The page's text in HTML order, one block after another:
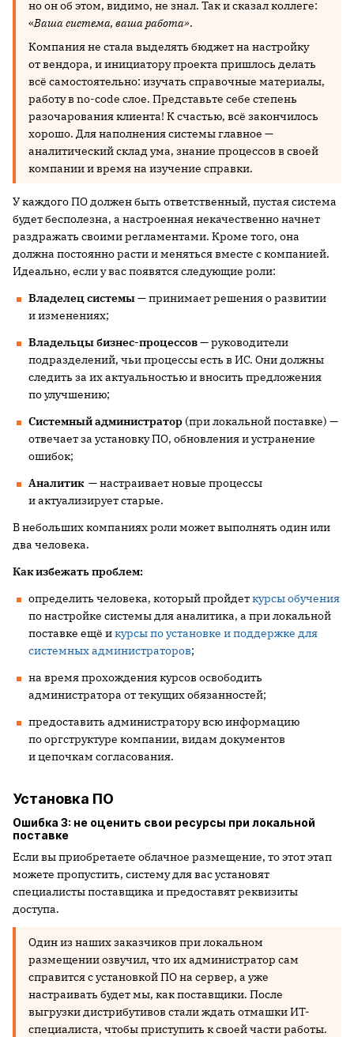
но он об этом, видимо, не знал. Так и сказал коллеге:
«Ваша система, ваша работа».
Компания не стала выделять бюджет на настройку
от вендора, и инициатору проекта пришлось делать
всё самостоятельно: изучать справочные материалы,
работу в no-code слое. Представьте себе степень
разочарования клиента! К счастью, всё закончилось
хорошо. Для наполнения системы главное —
аналитический склад ума, знание процессов в своей
компании и время на изучение справки.
У каждого ПО должен быть ответственный, пустая система
будет бесполезна, а настроенная некачественно начнет
раздражать своими регламентами. Кроме того, она
должна постоянно расти и меняться вместе с компанией.
Идеально, если у вас появятся следующие роли:
Владелец системы— принимает решения о развитии
и изменениях;
Владельцы бизнес-процессов— руководители
подразделений, чьи процессы есть в ИС. Они должны
следить за их актуальностью и вносить предложения
по улучшению;
Системный администратор (при локальной поставке) —
отвечает за установку ПО, обновления и устранение
ошибок;
Аналитик — настраивает новые процессы
и актуализирует старые.
В небольших компаниях роли может выполнять один или
два человека.
Как избежать проблем:
определить человека, который пройдеткурсы обучения
по настройке системы для аналитика, а при локальной
поставке ещё икурсы по установке и поддержке для
системных администраторов;
на время прохождения курсов освободить
администратора от текущих обязанностей;
предоставить администратору всю информацию
по оргструктуре компании, видам документов
и цепочкам согласования.
Установка ПО
Ошибка 3: не оценить свои ресурсы при локальной
поставке
Если вы приобретаете облачное размещение, то этот этап
можете пропустить, систему для вас установят
специалисты поставщика и предоставят реквизиты
доступа.
Один из наших заказчиков при локальном
размещении озвучил, что их администратор сам
справится с установкой ПО на сервер, а уже
настраивать будет мы, как поставщики. После
выгрузки дистрибутивов стали ждать отмашки ИТ-
специалиста, чтобы приступить к своей части работы.